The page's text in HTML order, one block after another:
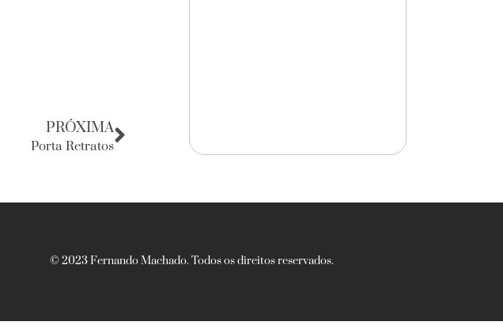
PRÓXIMA
Porta Retratos
© 2023 Fernando Machado. Todos os direitos reservados.